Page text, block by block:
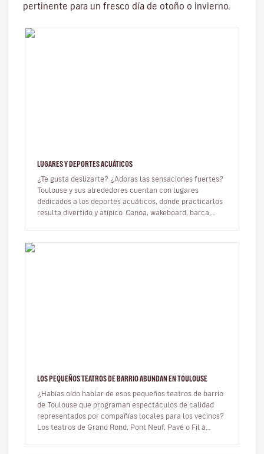
pertinente para un fresco día de otoño o invierno.
LUGARES Y DEPORTES ACUÁTICOS
¿Te gusta deslizarte? ¿Adoras las sensaciones fuertes?
Toulouse y sus alrededores cuentan con lugares
dedicados a los deportes acuáticos, donde practicarlos
resulta divertido y atípico. Canoa, wakeboard, barca,
LOS PEQUEÑOS TEATROS DE BARRIO ABUNDAN EN TOULOUSE
¿Habías oído hablar de esos pequeños teatros de barrio
de Toulouse que programan espectáculos de calidad
representados por compañías locales para los vecinos?
Los teatros de Grand Rond, Pont Neuf, Pavé o Fil à